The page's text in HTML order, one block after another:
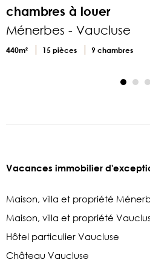
chambres à louer
Ménerbes - Vaucluse
440m² 15 pièces 9 chambres
Vacances immobilier
Maison, villa et propriété
Maison, villa et propriété
Hôtel particulier Vaucluse
Château Vaucluse